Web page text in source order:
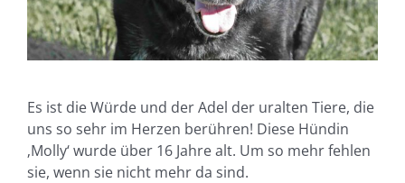
Es ist die Würde und der Adel der uralten Tiere, die
uns so sehr im Herzen berühren! Diese Hündin
‚Molly‘ wurde über 16 Jahre alt. Um so mehr fehlen
sie, wenn sie nicht mehr da sind.